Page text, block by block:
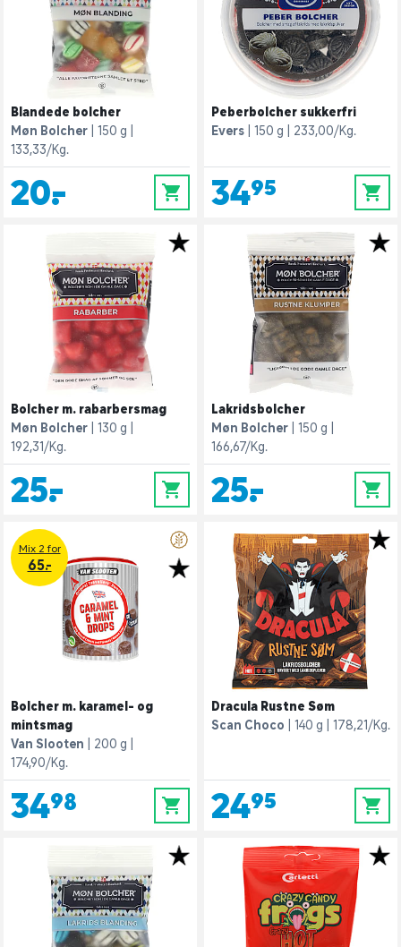
Blandede bolcher
Møn Bolcher
150 g
133,33/Kg.
20,- 0
Peberbolcher sukkerfri
Evers
150 g 233,00/Kg.
34,95 0
Bolcher m. rabarbersmag
Møn Bolcher
130 g
192,31/Kg.
25,- 0
Lakridsbolcher
Møn Bolcher
150 g
166,67/Kg.
25,- 0
Mix 2 for
65.-
Bolcher m. karamel- og
mintsmag
Van Slooten
200 g
174,90/Kg.
34,98 0
Dracula Rustne Søm
Scan Choco
140 g 178,21/Kg.
24,95 0